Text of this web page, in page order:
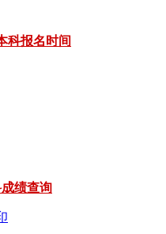
科报名时间
绩查询